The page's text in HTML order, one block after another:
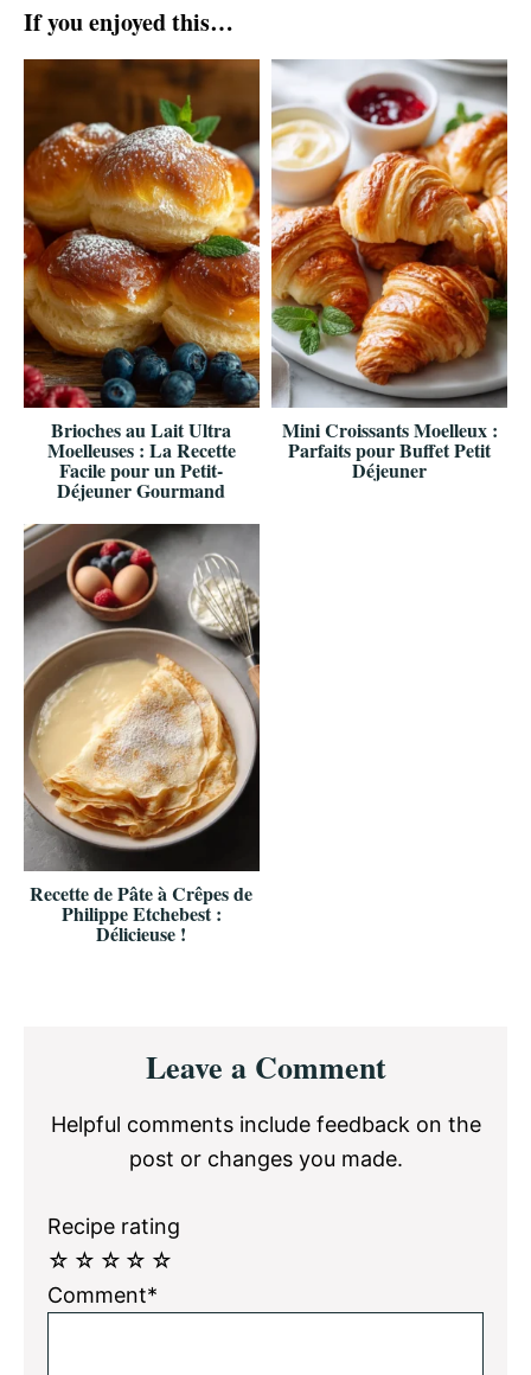
If you enjoyed this…
Brioches au Lait Ultra
Moelleuses : La Recette
Facile pour un Petit-
Déjeuner Gourmand
Mini Croissants Moelleux :
Parfaits pour Buffet Petit
Déjeuner
Recette de Pâte à Crêpes de
Philippe Etchebest :
Délicieuse !
InteractionsLeave a Comment
Helpful comments include feedback on the
post or changes you made.
Recipe rating
☆
☆
☆
☆
☆
Comment*